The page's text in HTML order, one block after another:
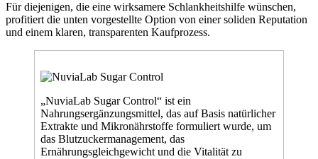
profitiert die unten vorgestellte Option von einer soliden Reputation
und einem klaren, transparenten Kaufprozess.
Nahrungsergänzungsmittel, das auf Basis natürlicher
Extrakte und Mikronährstoffe formuliert wurde, um
das Blutzuckermanagement, das
Ernährungsgleichgewicht und die Vitalität zu
verbessern!